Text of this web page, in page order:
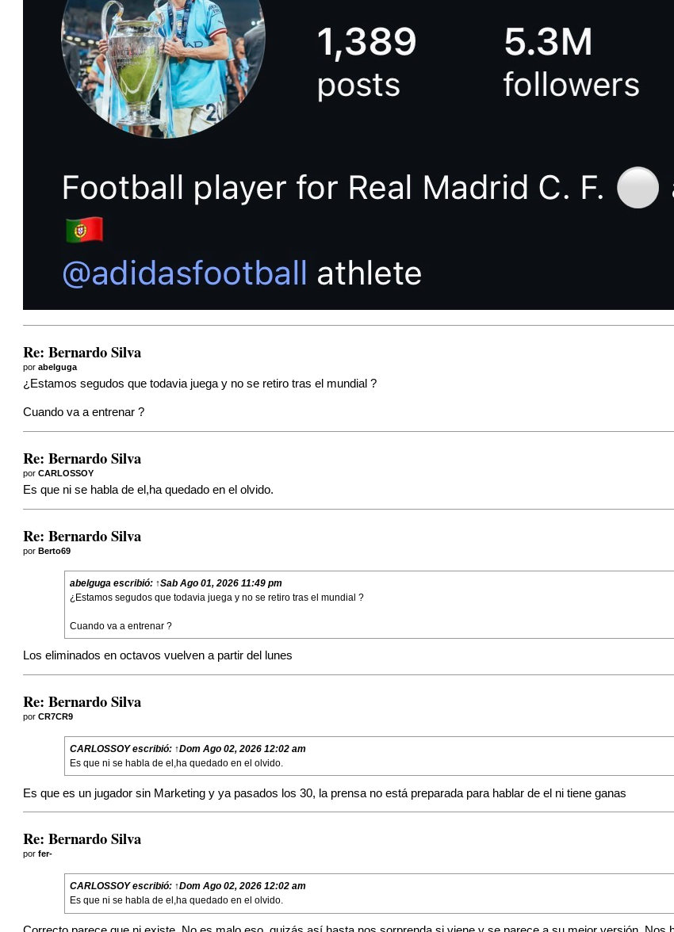
Re: Bernardo Silva
porabelguga
¿Estamos segudos que todavia juega y no se retiro tras el mundial ?
Cuando va a entrenar ?
Re: Bernardo Silva
porCARLOSSOY
Es que ni se habla de el,ha quedado en el olvido.
Re: Bernardo Silva
porBerto69
abelguga escribió: ↑Sab Ago 01, 2026 11:49 pm
¿Estamos segudos que todavia juega y no se retiro tras el mundial ?
Cuando va a entrenar ?
Los eliminados en octavos vuelven a partir del lunes
Re: Bernardo Silva
porCR7CR9
CARLOSSOYescribió: ↑Dom Ago 02, 2026 12:02 am
Es que ni se habla de el,ha quedado en el olvido.
Es que es un jugador sin Marketing y ya pasados los 30, la prensa no está preparada para hablar de el ni tiene ganas
Re: Bernardo Silva
porfer-
CARLOSSOYescribió: ↑Dom Ago 02, 2026 12:02 am
Es que ni se habla de el,ha quedado en el olvido.